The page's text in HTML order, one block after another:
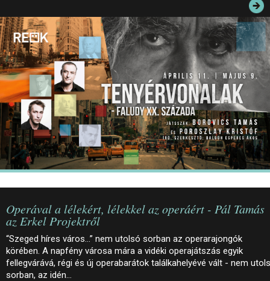
PALOTASÉTÁK ÉS VEZETÉSEK
KÖZÉRDEKŰ ADATOK
Operával a lélekért, lélekkel az operáért - Pál Tamás
az Erkel Projektről
“Szeged híres város…” nem utolsó sorban az operarajongók
körében. A napfény városa mára a vidéki operajátszás egyik
fellegvárává, régi és új operabarátok találkahelyévé vált - nem
sorban, az idén…